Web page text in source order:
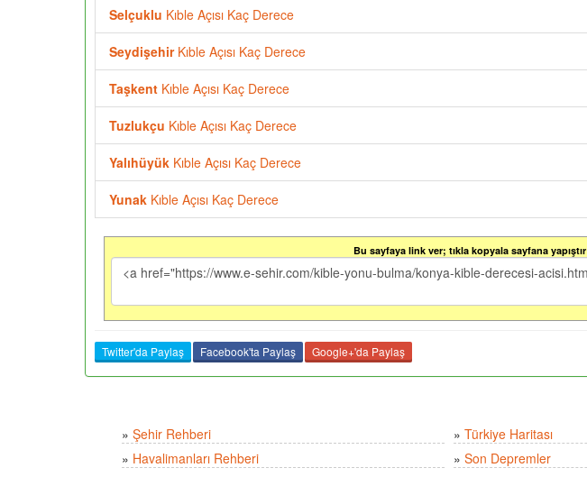
Selçuklu Kıble Açısı Kaç Derece
SeydişehirKıble Açısı Kaç Derece
Taşkent Kıble Açısı Kaç Derece
Tuzlukçu Kıble Açısı Kaç Derece
Yalıhüyük Kıble Açısı Kaç Derece
Yunak Kıble Açısı Kaç Derece
Bu sayfaya link ver; tıkla kopyala sayfana yapıştır
Twitter'da Paylaş Facebook'ta Paylaş Google+'da Paylaş
» Şehir Rehberi » Türkiye Haritası
» Havalimanları Rehberi » Son Depremler